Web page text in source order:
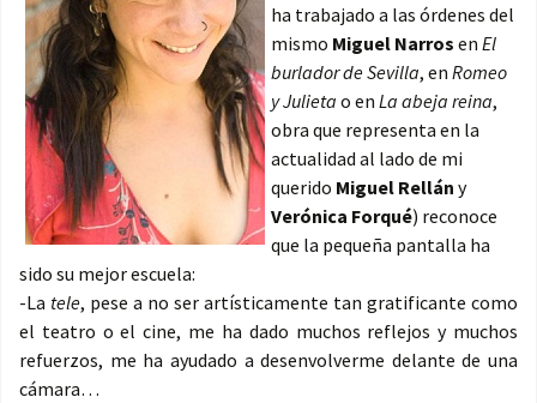
ha trabajado a las órdenes del
mismo Miguel Narros en El
burlador de Sevilla, en Romeo
y Julieta o en La abeja reina,
obra que representa en la
actualidad al lado de mi
querido Miguel Rellán y
Verónica Forqué) reconoce
que la pequeña pantalla ha
sido su mejor escuela:
-La tele, pese a no ser artísticamente tan gratificante como
el teatro o el cine, me ha dado muchos reflejos y muchos
refuerzos, me ha ayudado a desenvolverme delante de una
cámara…